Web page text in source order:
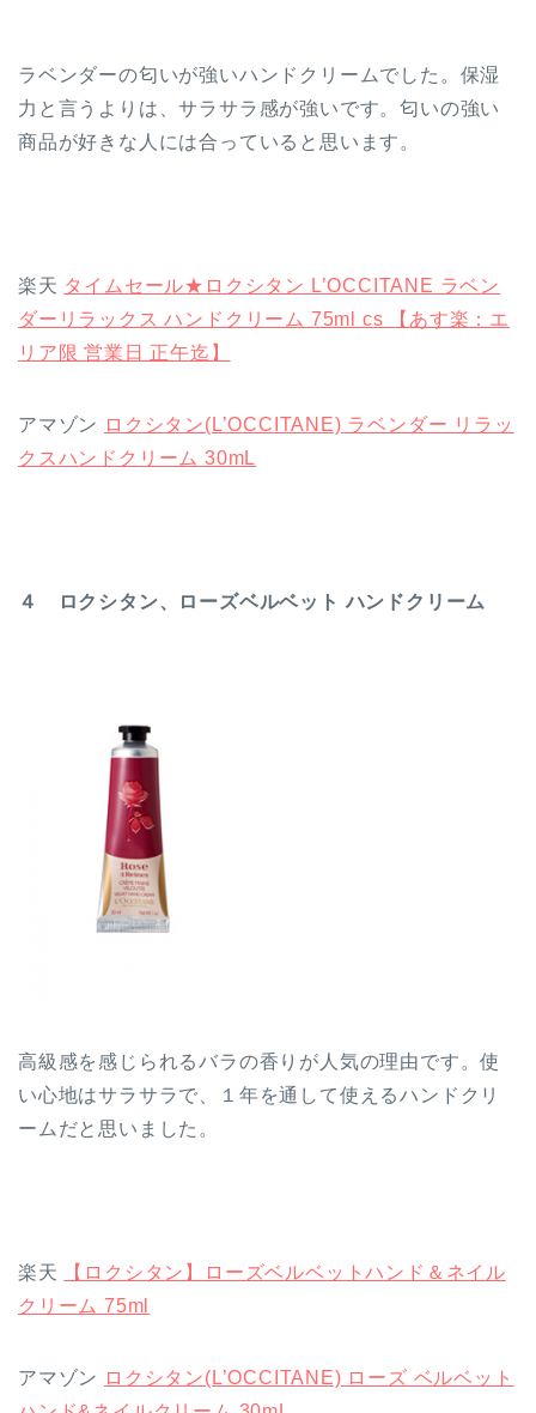
ラベンダーの匂いが強いハンドクリームでした。保湿
力と言うよりは、サラサラ感が強いです。匂いの強い
商品が好きな人には合っていると思います。
楽天 タイムセール★ロクシタン L’OCCITANE ラベン
ダーリラックス ハンドクリーム 75ml cs 【あす楽：エ
リア限 営業日 正午迄】
アマゾン ロクシタン(L’OCCITANE) ラベンダー リラッ
クスハンドクリーム 30mL
４ ロクシタン、ローズベルベット ハンドクリーム
高級感を感じられるバラの香りが人気の理由です。使
い心地はサラサラで、１年を通して使えるハンドクリ
ームだと思いました。
楽天
【ロクシタン】ローズベルベットハンド＆ネイル
クリーム 75ml
アマゾン ロクシタン(L’OCCITANE) ローズ ベルベット